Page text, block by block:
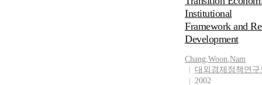
Institutional
Framework and
Development
Chang,Woon,Nam
대외경제정책연구
2002